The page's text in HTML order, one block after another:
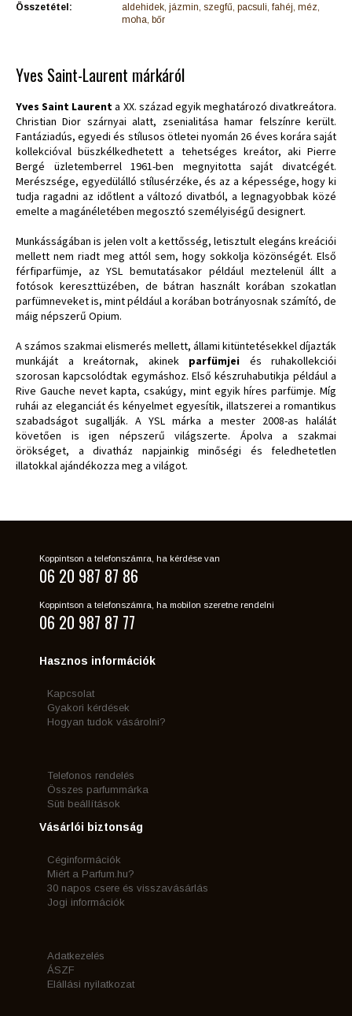
Összetétel:
aldehidek, jázmin, szegfű, pacsuli, fahéj, méz,
moha, bőr
Yves Saint-Laurent márkáról
Yves Saint Laurenta XX. század egyik meghatározó divatkreátora.
Christian Dior szárnyai alatt, zsenialitása hamar felszínre került.
Fantáziadús, egyedi és stílusos ötletei nyomán 26 éves korára saját
kollekcióval büszkélkedhetett a tehetséges kreátor, aki Pierre
Bergé üzletemberrel 1961-ben megnyitotta saját divatcégét.
Merészsége, egyedülálló stílusérzéke, és az a képessége, hogy ki
tudja ragadni az időtlent a változó divatból, a legnagyobbak közé
emelte a magánéletében megosztó személyiségű designert.
Munkásságában is jelen volt a kettősség, letisztult elegáns kreációi
mellett nem riadt meg attól sem, hogy sokkolja közönségét. Első
férfiparfümje, az YSL bemutatásakor például meztelenül állt a
fotósok kereszttüzében, de bátran használt korában szokatlan
parfümneveket is, mint például a korában botrányosnak számító, de
máig népszerű Opium.
A számos szakmai elismerés mellett, állami kitüntetésekkel díjazták
munkáját a kreátornak, akinek parfümjei és ruhakollekciói
szorosan kapcsolódtak egymáshoz. Első készruhabutikja például a
Rive Gauche nevet kapta, csakúgy, mint egyik híres parfümje. Míg
ruhái az eleganciát és kényelmet egyesítik, illatszerei a romantikus
szabadságot sugallják. A YSL márka a mester 2008-as halálát
követően is igen népszerű világszerte. Ápolva a szakmai
örökséget, a divatház napjainkig minőségi és feledhetetlen
illatokkal ajándékozza meg a világot.
Koppintson a telefonszámra, ha kérdése van
06 20 987 87 86
Koppintson a telefonszámra, ha mobilon szeretne rendelni
06 20 987 87 77
Hasznos információk
Kapcsolat
Gyakori kérdések
Hogyan tudok vásárolni?
Telefonos rendelés
Összes parfummárka
Süti beállítások
Vásárlói biztonság
Céginformációk
Miért a Parfum.hu?
30 napos csere és visszavásárlás
Jogi információk
Adatkezelés
ÁSZF
Elállási nyilatkozat